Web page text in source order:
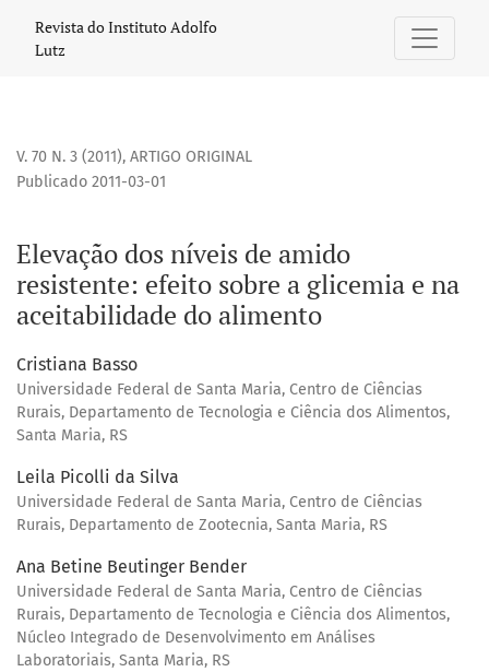
Elevação dos níveis de amido resistente: efeito sobre a
Revista do Instituto Adolfo
Lutz
V. 70 N. 3 (2011), ARTIGO ORIGINAL
Elevação dos níveis de amido
resistente: efeito sobre a glicemia e na
aceitabilidade do alimento
Publicado 2011-03-01
Cristiana Basso
Universidade Federal de Santa Maria, Centro de Ciências
Rurais, Departamento de Tecnologia e Ciência dos Alimentos,
Santa Maria, RS
Leila Picolli da Silva
Universidade Federal de Santa Maria, Centro de Ciências
Rurais, Departamento de Zootecnia, Santa Maria, RS
Ana Betine Beutinger Bender
Universidade Federal de Santa Maria, Centro de Ciências
Rurais, Departamento de Tecnologia e Ciência dos Alimentos,
Núcleo Integrado de Desenvolvimento em Análises
Laboratoriais, Santa Maria, RS